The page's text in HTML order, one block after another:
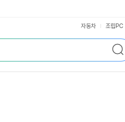
자동차 조립PC